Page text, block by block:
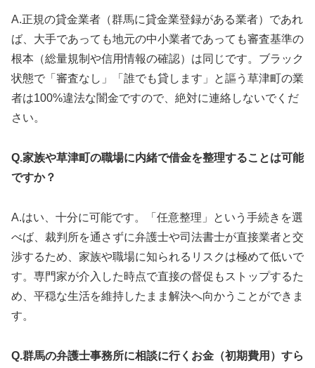
A.正規の貸金業者（群馬に貸金業登録がある業者）であれ
ば、大手であっても地元の中小業者であっても審査基準の
根本（総量規制や信用情報の確認）は同じです。ブラック
状態で「審査なし」「誰でも貸します」と謳う草津町の業
者は100%違法な闇金ですので、絶対に連絡しないでくだ
さい。
Q.家族や草津町の職場に内緒で借金を整理することは可能
ですか？
A.はい、十分に可能です。「任意整理」という手続きを選
べば、裁判所を通さずに弁護士や司法書士が直接業者と交
渉するため、家族や職場に知られるリスクは極めて低いで
す。専門家が介入した時点で直接の督促もストップするた
め、平穏な生活を維持したまま解決へ向かうことができま
す。
Q.群馬の弁護士事務所に相談に行くお金（初期費用）すら